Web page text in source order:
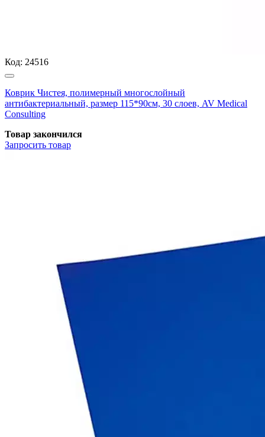
Код: 24516
Коврик Чистея, полимерный многослойный
антибактериальный, размер 115*90см, 30 слоев, AV Medical
Consulting
Товар закончился
Запросить товар